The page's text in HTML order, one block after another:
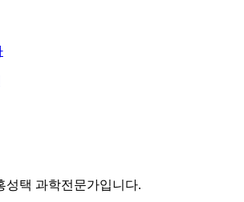
성택 과학전문가입니다.